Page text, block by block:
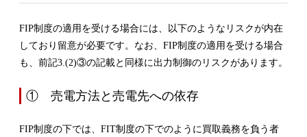
FIP制度の適用を受ける場合には、以下のようなリスクが内在
しており留意が必要です。なお、FIP制度の適用を受ける場合
も、前記3.(2)③の記載と同様に出力制御のリスクがあります。
① 売電方法と売電先への依存
FIP制度の下では、FIT制度の下でのように買取義務を負う者